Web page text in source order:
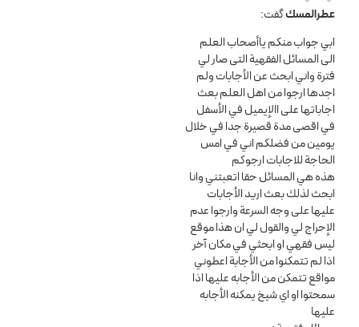
عطرالمسكگفت:
ابي جواب منكم ياأصحاب العلم
الى المسائل الفقهية التى صار لي
فترة واني ابحث عن الأجابات ولم
اجدها ارجوا من اهل العلم بعث
اجاباتها على االإيميل في الأسفل
في اقصى مدة قصيرة جدا في خلال
يومين من فضلكم اني في امس
الحاجة للاجابات ارجوكم
هذه هي المسائل حقا اتعبتني وانا
ابحث لذلك بعث اريد الأجابات
عليها على وجه السرعة وارجوا عدم
الإحراج لي والقول لي ان هذا موقع
ليس فقهي او ابحثي في مكان آخر
اذا لم تتمكنوا من الأجابة اعطوني
مواقع تتمكن من الأجابه عليها اذا
سمحتوا او اي شيخ يمكنه الأجابه
عليها